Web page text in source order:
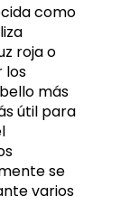
como
roja o
los
más
útil para
se
varios